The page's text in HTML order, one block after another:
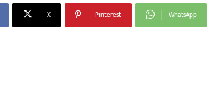
X Pinterest WhatsApp